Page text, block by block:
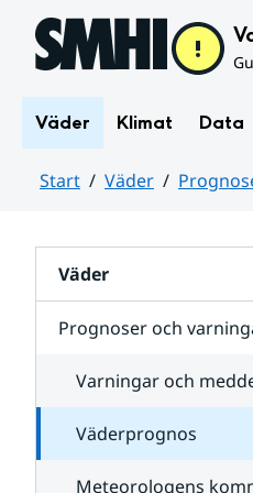
Hoppa till sidans innehåll
Väder Klimat Data
Start Väder
Väder
Prognoser och
Varningar och
Väderprognos
Meteorologens